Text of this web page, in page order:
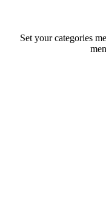
Set your categories